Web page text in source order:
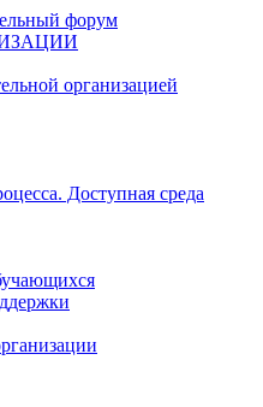
форум
организацией
Доступная среда